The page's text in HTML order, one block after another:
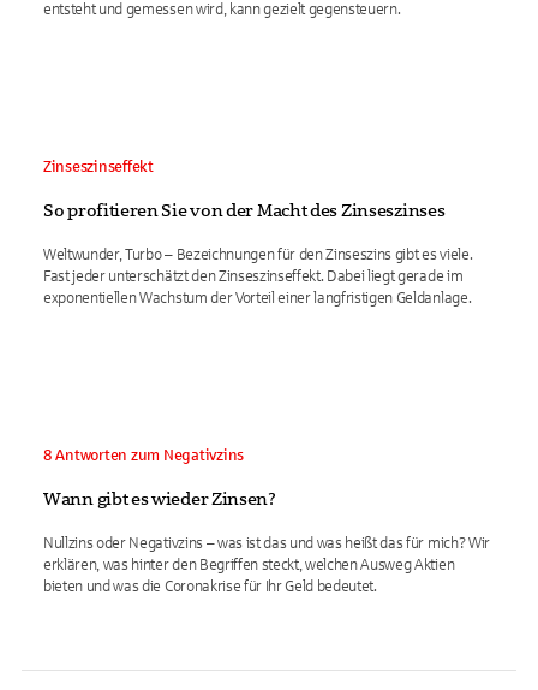
entsteht und gemessen wird, kann gezielt gegensteuern.
Zinseszinseffekt
So profitieren Sie von der Macht des Zinseszinses
Weltwunder, Turbo – Bezeichnungen für den Zinseszins gibt es viele.
Fast jeder unterschätzt den Zinseszinseffekt. Dabei liegt gerade im
exponentiellen Wachstum der Vorteil einer langfristigen Geldanlage.
8 Antworten zum Negativzins
Wann gibt es wieder Zinsen?
Nullzins oder Negativzins – was ist das und was heißt das für mich? Wir
erklären, was hinter den Begriffen steckt, welchen Ausweg Aktien
bieten und was die Coronakrise für Ihr Geld bedeutet.